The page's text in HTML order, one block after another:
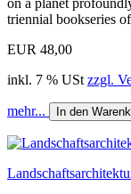
triennial bookseries
EUR 48,00
inkl. 7 % USt zzgl.
mehr... In den